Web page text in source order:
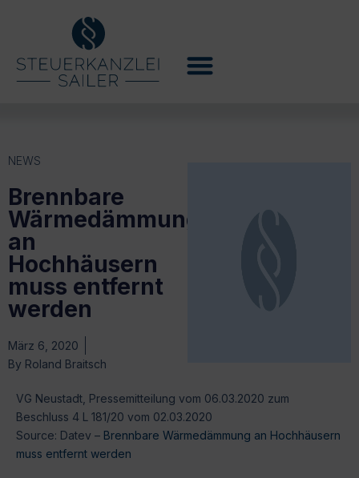
NEWS
Brennbare
Wärmedämmung
an
Hochhäusern
muss entfernt
werden
März 6, 2020
By Roland Braitsch
VG Neustadt, Pressemitteilung vom 06.03.2020 zum
Beschluss 4 L 181/20 vom 02.03.2020
Source: Datev – Brennbare Wärmedämmung an Hochhäusern
muss entfernt werden